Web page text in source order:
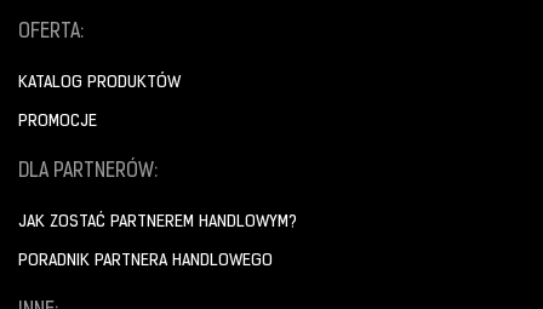
OFERTA:
KATALOG PRODUKTÓW
PROMOCJE
DLA PARTNERÓW:
JAK ZOSTAĆ PARTNEREM HANDLOWYM?
PORADNIK PARTNERA HANDLOWEGO